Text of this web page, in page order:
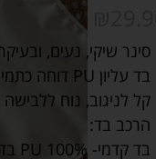
סינר שיקי, נעים,
בד עליון PU דוחה כתמים + גב פוליאסטר רך למגע.
קל לניגוב, נוח
הרכב בד:
בד קדמי- 100% PU בד אחורי – 100% פוליאסטר